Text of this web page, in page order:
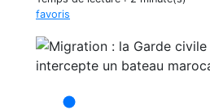
favoris